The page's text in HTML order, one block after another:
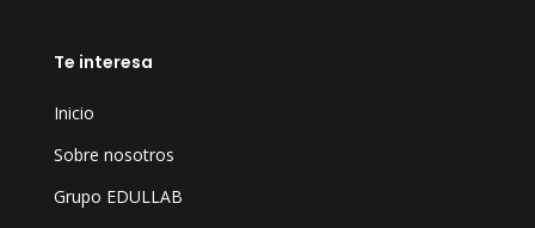
Te interesa
Inicio
Sobre nosotros
Grupo EDULLAB